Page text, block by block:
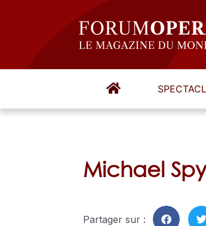
Michael
Partager sur :